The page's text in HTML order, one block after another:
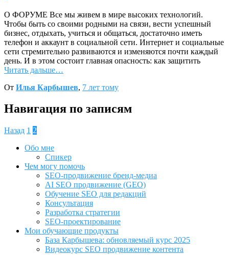
О ФОРУМЕ Все мы живем в мире высоких технологий.
Чтобы быть со своими родными на связи, вести успешный
бизнес, отдыхать, учиться и общаться, достаточно иметь
телефон и аккаунт в социальной сети. Интернет и социальные
сети стремительно развиваются и изменяются почти каждый
день. И в этом состоит главная опасность: как защитить
Читать дальше…
От Илья Карбышев, 7 лет тому
Навигация по записям
Назад 1 2
Обо мне
Спикер
Чем могу помочь
SEO-продвижение бренд-медиа
AI SEO продвижение (GEO)
Обучение SEO для редакций
Консультация
Разработка стратегии
SEO-проектирование
Мои обучающие продукты
База Карбышева: обновляемый курс 2025
Видеокурс SEO продвижение контента